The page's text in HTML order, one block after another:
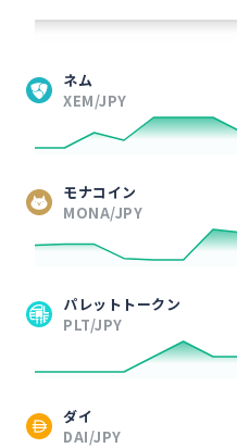
ネム
XEM/JPY
モナコイン
MONA/JPY
パレットトークン
PLT/JPY
ダイ
DAI/JPY